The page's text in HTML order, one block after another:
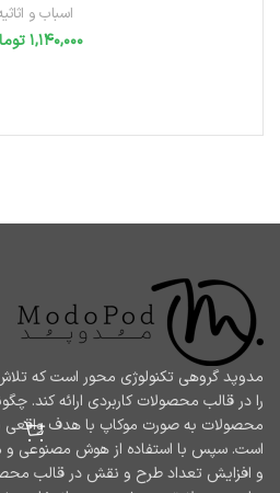
اسباب و
مدوپد گروهی تکنولوژی محور است که
را در قالب محصولات کاربردی ارائه کند.
محصولات به صورت موکاپ با هدف واقعی
است. سپس با استفاده از هوش مصنوعی و
و افزایش تعداد طرح و نقش در قالب